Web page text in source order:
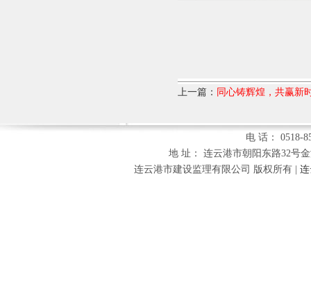
上一篇： 同心铸辉煌，共赢新
电 话： 0518-
地 址： 连云港市朝阳东路32号
连云港市建设监理有限公司 版权所有 |